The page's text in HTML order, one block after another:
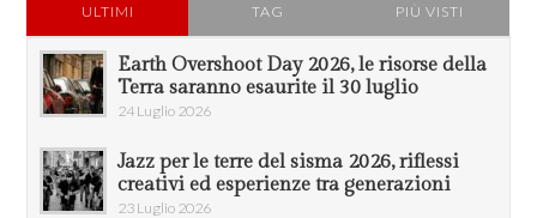
ULTIMI TAG PIÙ VISTI
Earth Overshoot Day 2026, le risorse della
Terra saranno esaurite il 30 luglio
24 Luglio 2026
Jazz per le terre del sisma 2026, riflessi
creativi ed esperienze tra generazioni
23 Luglio 2026